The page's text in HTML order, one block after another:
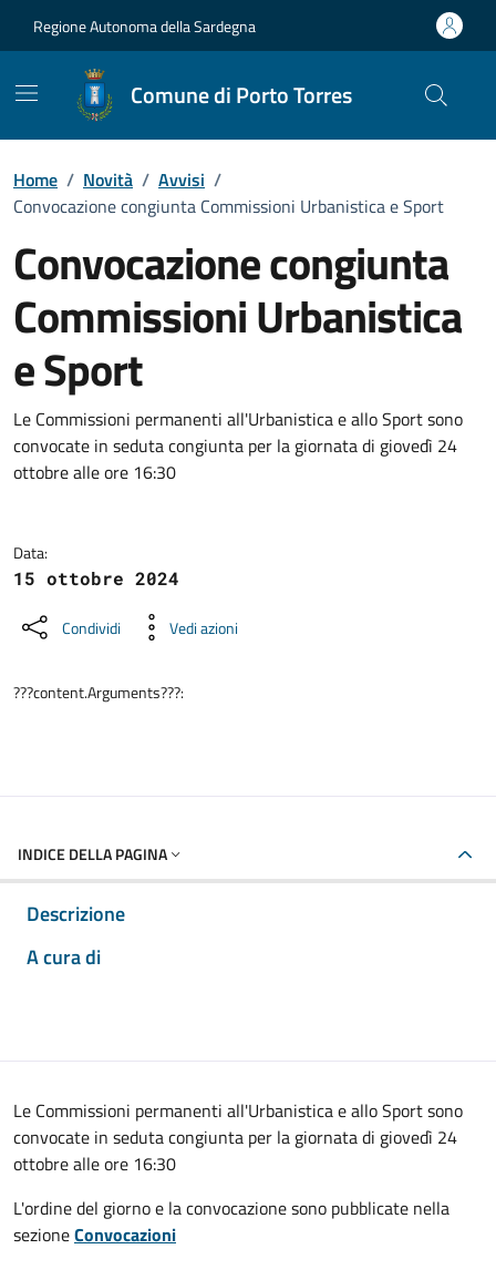
Regione Autonoma della Sardegna
Comune di Porto Torres
Home / Novità / Avvisi /
Convocazione congiunta Commissioni Urbanistica e Sport
Convocazione congiunta
Commissioni Urbanistica
e Sport
Dettagli della notizia
Le Commissioni permanenti all'Urbanistica e allo Sport sono
convocate in seduta congiunta per la giornata di giovedì 24
ottobre alle ore 16:30
Data:
15 ottobre 2024
Condividi Vedi azioni
???content.Arguments???:
INDICE DELLA PAGINA
Descrizione
A cura di
Le Commissioni permanenti all'Urbanistica e allo Sport sono
convocate in seduta congiunta per la giornata di giovedì 24
ottobre alle ore 16:30
L'ordine del giorno e la convocazione sono pubblicate nella
sezioneConvocazioni